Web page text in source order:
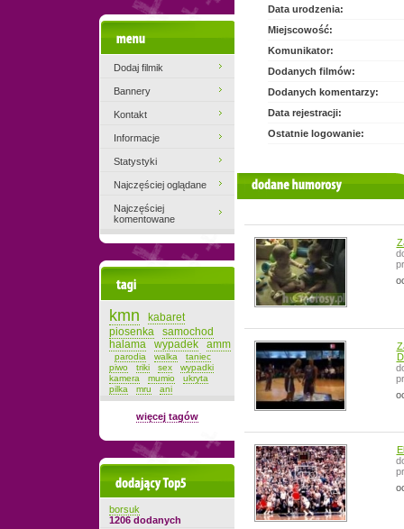
Data urodzenia:
Miejscowość:
Komunikator:
Dodanych filmów:
Dodanych komentarzy:
Data rejestracji:
Ostatnie logowanie:
filmiki użytkownika
Dodaj filmik
Bannery
Kontakt
Informacje
Statystyki
Najczęściej oglądane
Najczęściej
komentowane
kmn
kabaret
piosenka
samochod
halama
wypadek amm
parodia walka
taniec
piwo
triki sex
wypadki
kamera
mumio
ukryta
pilka
mru ani
więcej tagów
Dodający top-5
borsuk
1206 dodanych